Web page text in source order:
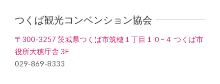
つくば観光コンベンション協会
〒300-3257 茨城県つくば市筑穂１丁目１０−４ つくば市
役所大穂庁舎 3F
029-869-8333